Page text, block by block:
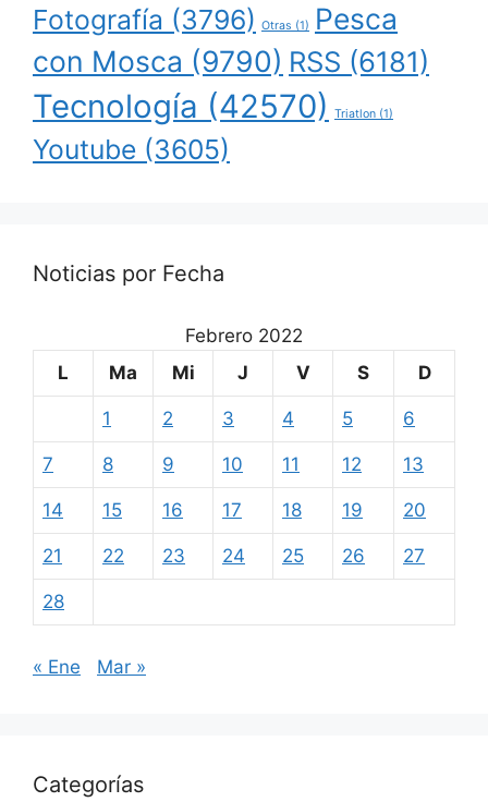
Fotografía (3796) Otras (1)
Pesca
con Mosca (9790) RSS (6181)
Tecnología (42570) Triatlon (1)
Youtube (3605)
Noticias por Fecha
Febrero 2022
L
Ma Mi J V S D
1 2 3 4 5 6
7 8 9 10 11 12 13
14 15 16 17 18 19 20
21 22 23 24 25 26 27
28
« Ene Mar »
Categorías